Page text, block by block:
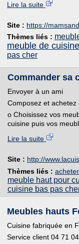
Lire la suite
Site : https://
Thèmes liés :
meuble de
pas cher
Commander sa
Envoyer à un ami
Composez et achetez
o Choisissez vos
cuisine puis vos
Lire la suite
Site : http://
Thèmes liés :
meuble haut pour
cuisine bas pas
Meubles hauts
Cuisine fabriquée en
Service client 04 71